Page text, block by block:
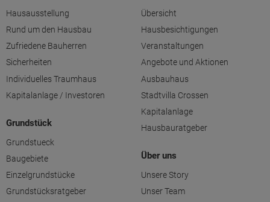
Hausausstellung
Rund um den Hausbau
Zufriedene Bauherren
Sicherheiten
Individuelles Traumhaus
Kapitalanlage / Investoren
Grundstück
Grundstueck
Baugebiete
Einzelgrundstücke
Grundstücksratgeber
Übersicht
Hausbesichtigungen
Veranstaltungen
Angebote und Aktionen
Ausbauhaus
Stadtvilla Crossen
Kapitalanlage
Hausbauratgeber
Über uns
Unsere Story
Unser Team